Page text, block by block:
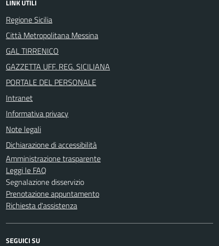
LINK UTILI
Regione Sicilia
Città Metropolitana Messina
GAL TIRRENICO
GAZZETTA UFF. REG. SICILIANA
PORTALE DEL PERSONALE
Intranet
Informativa privacy
Note legali
Dichiarazione di accessibilità
Amministrazione trasparente
Leggi le FAQ
Segnalazione disservizio
Prenotazione appuntamento
Richiesta d'assistenza
SEGUICI SU